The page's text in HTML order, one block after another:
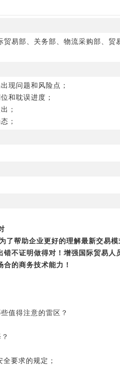
易部、关务部、物流采购部、
现问题和风险点；
和耽误进度；
；
；
帮助企业更好的理解最新交易
不证明做得对！增强国际贸易人
的商务技术能力！
值得注意的雷区？
要求的规定；